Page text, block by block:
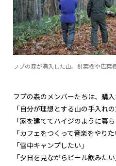
フプの森が購入した山。針葉樹や広葉
フプの森のメンバーたちは、購入
「自分が理想とする山の手入れ
「家を建ててハイジのように暮ら
「カフェをつくって音楽をやりた
「雪中キャンプしたい」
「夕日を見ながらビール飲みたい